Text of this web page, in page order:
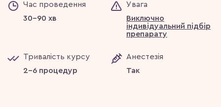
Час проведення
30-90 хв
Увага
Виключно
індивідуальний підбір
препарату
Тривалість курсу
2-6 процедур
Анестезія
Так